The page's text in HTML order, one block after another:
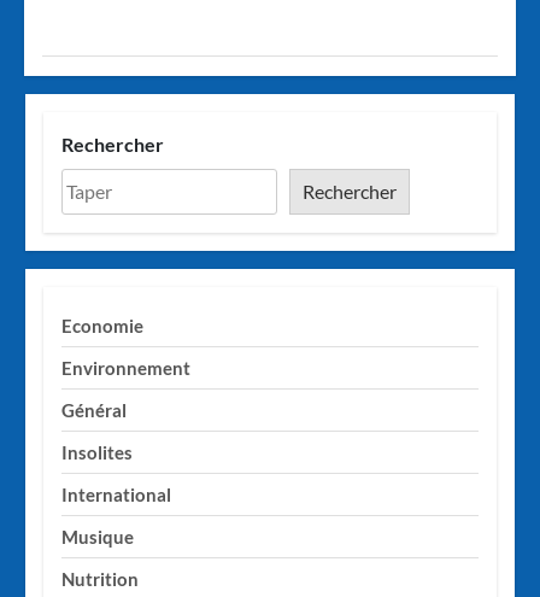
Rechercher
Rechercher
Economie
Environnement
Général
Insolites
International
Musique
Nutrition